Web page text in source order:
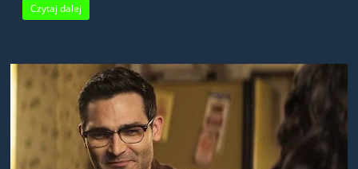
Czytaj dalej